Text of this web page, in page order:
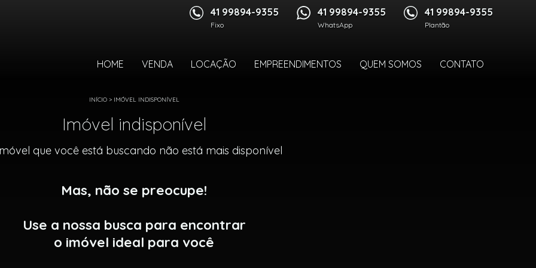
41 99894-9355
Fixo
41 99894-9355
WhatsApp
41 99894-9355
Plantão
HOME VENDA LOCAÇÃO EMPREENDIMENTOS QUEM SOMOS CONTATO
INÍCIO> IMÓVEL INDISPONÍVEL
Imóvel indisponível
que você está buscando não está mais disponível
Mas, não se preocupe!
Use a nossa busca para encontrar
o imóvel ideal para você